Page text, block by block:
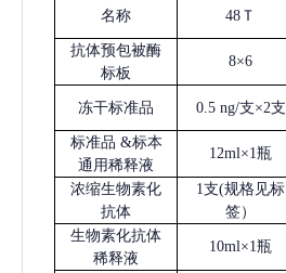
名称 48Ｔ
抗体预包被酶
标板
8×6
冻干标准品 0.5 ng/支×2支
标准品 &标本
通用稀释液
12ml×1瓶
浓缩生物素化
抗体
1支(规格见标
签）
生物素化抗体
稀释液
10ml×1瓶